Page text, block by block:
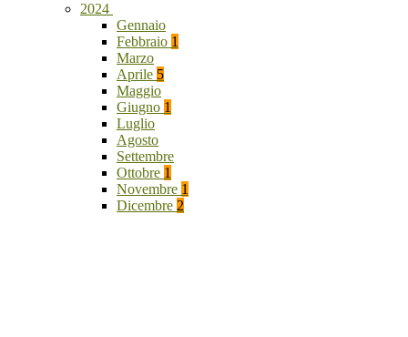
2024
Gennaio
Febbraio 1
Marzo
Aprile 5
Maggio
Giugno 1
Luglio
Agosto
Settembre
Ottobre 1
Novembre 1
Dicembre 2